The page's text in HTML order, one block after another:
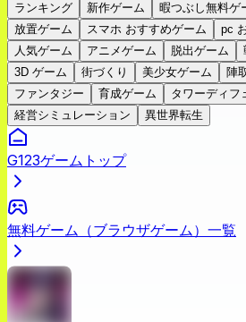
ランキング 新作ゲーム 暇つぶし無料ゲ
放置ゲーム
スマホ おすすめゲーム pc
人気ゲーム
アニメゲーム 脱出ゲーム
3D ゲーム
街づくり 美少女ゲーム 陣
ファンタジー
育成ゲーム
タワーディフ
経営シミュレーション
異世界転生
G123ゲームトップ
無料ゲーム（ブラウザゲーム）一覧